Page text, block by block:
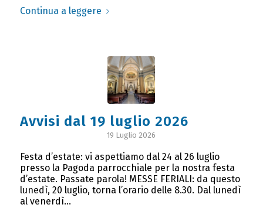
Continua a leggere
Avvisi dal 19 luglio 2026
19 Luglio 2026
Festa d’estate: vi aspettiamo dal 24 al 26 luglio
presso la Pagoda parrocchiale per la nostra festa
d’estate. Passate parola! MESSE FERIALI: da questo
lunedì, 20 luglio, torna l’orario delle 8.30. Dal lunedì
al venerdì…